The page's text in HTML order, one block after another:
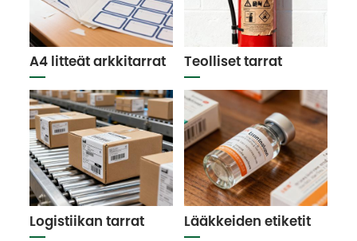
A4 litteät arkkitarrat Teolliset tarrat
Logistiikan tarrat Lääkkeiden etiketit